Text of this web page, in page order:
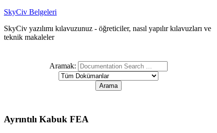
SkyCiv Belgeleri
SkyCiv yazılımı kılavuzunuz - öğreticiler, nasıl yapılır kılavuzları ve
teknik makaleler
Aramak:
Ayrıntılı Kabuk FEA